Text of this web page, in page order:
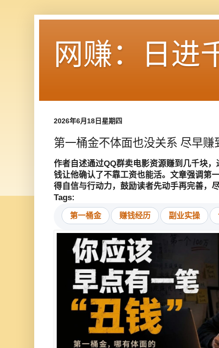
网赚：日进
2026年6月18日星期四
第一桶金不体面也没关系 尽早赚
作者自述通过QQ群卖电影资源赚到几千块
钱让他确认了不靠工资也能活。文章强调第
得自信与行动力，鼓励读者先动手再完善，
Tags:
第一桶金 赚钱经历 副业实操